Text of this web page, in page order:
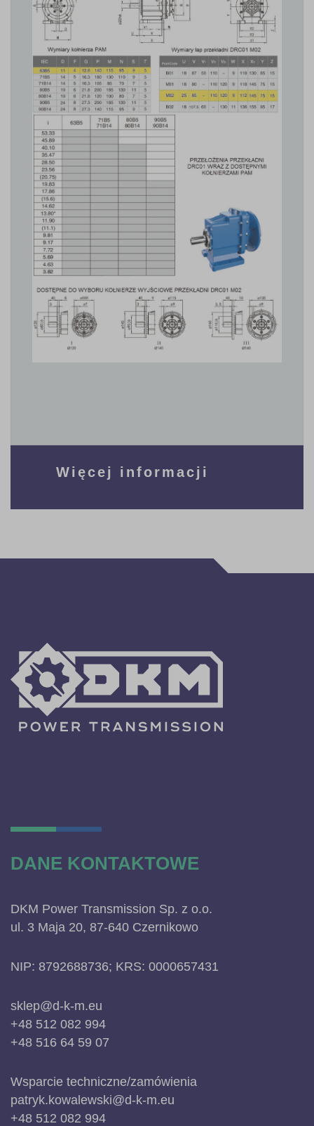
Więcej informacji
DANE KONTAKTOWE
DKM Power Transmission Sp. z o.o.
ul. 3 Maja 20, 87-640 Czernikowo
NIP: 8792688736; KRS: 0000657431
sklep@d-k-m.eu
+48 512 082 994
+48 516 64 59 07
Wsparcie techniczne/zamówienia
patryk.kowalewski@d-k-m.eu
+48 512 082 994